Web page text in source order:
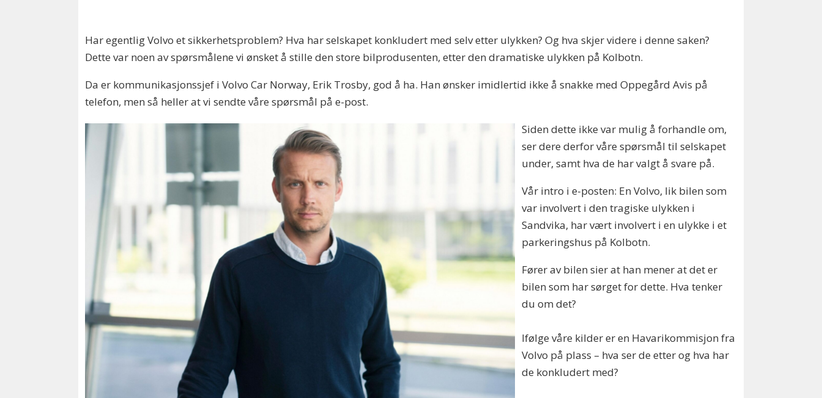
Har egentlig Volvo et sikkerhetsproblem? Hva har selskapet konkludert med selv etter ulykken? Og hva skjer videre i denne saken?
Dette var noen av spørsmålene vi ønsket å stille den store bilprodusenten, etter den dramatiske ulykken på Kolbotn.
Da er kommunikasjonssjef i Volvo Car Norway, Erik Trosby, god å ha. Han ønsker imidlertid ikke å snakke med Oppegård Avis på
telefon, men så heller at vi sendte våre spørsmål på e-post.
Siden dette ikke var mulig å forhandle om,
ser dere derfor våre spørsmål til selskapet
under, samt hva de har valgt å svare på.
Vår intro i e-posten: En Volvo, lik bilen som
var involvert i den tragiske ulykken i
Sandvika, har vært involvert i en ulykke i et
parkeringshus på Kolbotn.
Fører av bilen sier at han mener at det er
bilen som har sørget for dette. Hva tenker
du om det?
Ifølge våre kilder er en Havarikommisjon fra
Volvo på plass – hva ser de etter og hva har
de konkludert med?